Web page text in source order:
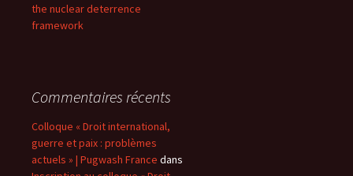
the nuclear deterrence
framework
Commentaires récents
Colloque « Droit international,
guerre et paix : problèmes
actuels » | Pugwash France dans